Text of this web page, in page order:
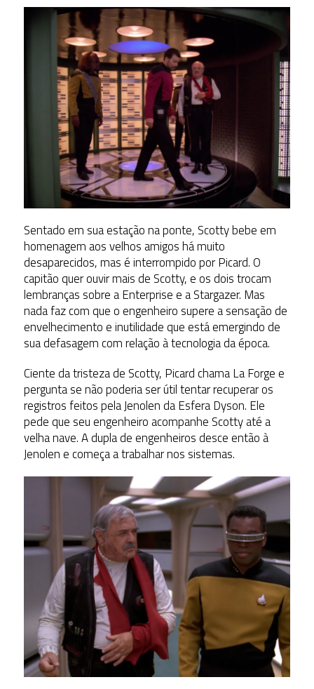
Sentado em sua estação na ponte, Scotty bebe em
homenagem aos velhos amigos há muito
desaparecidos, mas é interrompido por Picard. O
capitão quer ouvir mais de Scotty, e os dois trocam
lembranças sobre a Enterprise e a Stargazer. Mas
nada faz com que o engenheiro supere a sensação de
envelhecimento e inutilidade que está emergindo de
sua defasagem com relação à tecnologia da época.
Ciente da tristeza de Scotty, Picard chama La Forge e
pergunta se não poderia ser útil tentar recuperar os
registros feitos pela Jenolen da Esfera Dyson. Ele
pede que seu engenheiro acompanhe Scotty até a
velha nave. A dupla de engenheiros desce então à
Jenolen e começa a trabalhar nos sistemas.